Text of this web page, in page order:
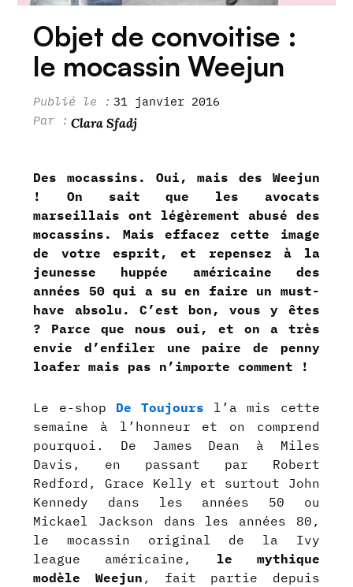
Objet de convoitise :
le mocassin Weejun
31 janvier 2016
Clara Sfadj
Des mocassins. Oui, mais des Weejun
! On sait que les avocats
marseillais ont légèrement abusé des
mocassins. Mais effacez cette image
de votre esprit, et repensez à la
jeunesse huppée américaine des
années 50 qui a su en faire un must-
have absolu. C’est bon, vous y êtes
? Parce que nous oui, et on a très
envie d’enfiler une paire de penny
loafer mais pas n’importe comment !
Le e-shop De Toujours l’a mis cette
semaine à l’honneur et on comprend
pourquoi. De James Dean à Miles
Davis, en passant par Robert
Redford, Grace Kelly et surtout John
Kennedy dans les années 50 ou
Mickael Jackson dans les années 80,
le mocassin original de la Ivy
league américaine,
le mythique
modèle Weejun , fait partie depuis